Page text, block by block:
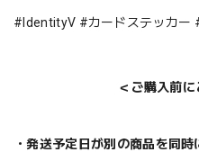
#IdentityV #カードステッカ
＜ご購入前
・発送予定日が別の商品を同